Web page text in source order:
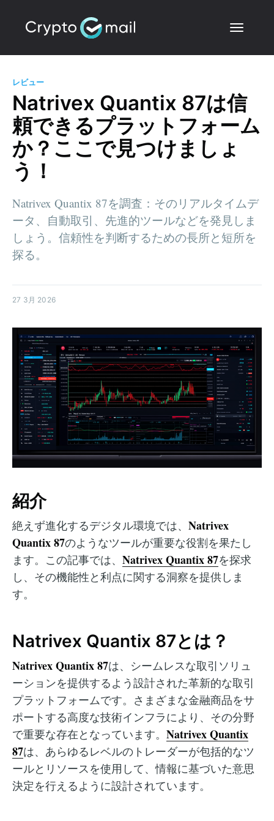
レビュー
Natrivex Quantix 87は信
頼できるプラットフォーム
か？ここで見つけましょ
う！
Natrivex Quantix 87を調査：そのリアルタイムデ
ータ、自動取引、先進的ツールなどを発見しま
しょう。信頼性を判断するための長所と短所を
探る。
27 3月 2026
紹介
絶えず進化するデジタル環境では、 Natrivex
Quantix 87のようなツールが重要な役割を果たし
ます。この記事では、 Natrivex Quantix 87を探求
し、その機能性と利点に関する洞察を提供しま
す。
Natrivex Quantix 87とは？
Natrivex Quantix 87は、シームレスな取引ソリュ
ーションを提供するよう設計された革新的な取引
プラットフォームです。さまざまな金融商品をサ
ポートする高度な技術インフラにより、その分野
で重要な存在となっています。 Natrivex Quantix
87は、あらゆるレベルのトレーダーが包括的なツ
ールとリソースを使用して、情報に基づいた意思
決定を行えるように設計されています。